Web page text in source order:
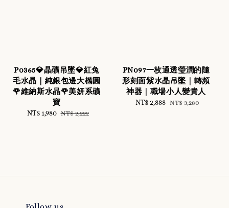
P0365💎晶礦吊墜💎紅兔
毛水晶｜純銀包邊大橢圓
🌹維納斯水晶🌹美妍系礦
寶
Sale
NT$ 1,980 Regular
NT$ 2,222
PN097一枚通透瑩潤的隨
形刻面紫水晶吊墜｜轉頻
神器｜職場小人變貴人
Sale
NT$ 2,888 Regular
NT$ 3,280